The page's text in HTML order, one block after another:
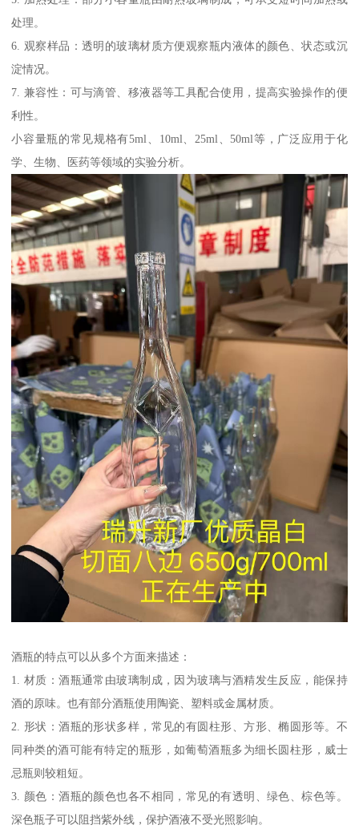
处理。
6. 观察样品：透明的玻璃材质方便观察瓶内液体的颜色、状态或沉
淀情况。
7. 兼容性：可与滴管、移液器等工具配合使用，提高实验操作的便
利性。
小容量瓶的常见规格有5ml、10ml、25ml、50ml等，广泛应用于化
学、生物、医药等领域的实验分析。
酒瓶的特点可以从多个方面来描述：
1. 材质：酒瓶通常由玻璃制成，因为玻璃与酒精发生反应，能保持
酒的原味。也有部分酒瓶使用陶瓷、塑料或金属材质。
2. 形状：酒瓶的形状多样，常见的有圆柱形、方形、椭圆形等。不
同种类的酒可能有特定的瓶形，如葡萄酒瓶多为细长圆柱形，威士
忌瓶则较粗短。
3. 颜色：酒瓶的颜色也各不相同，常见的有透明、绿色、棕色等。
深色瓶子可以阻挡紫外线，保护酒液不受光照影响。